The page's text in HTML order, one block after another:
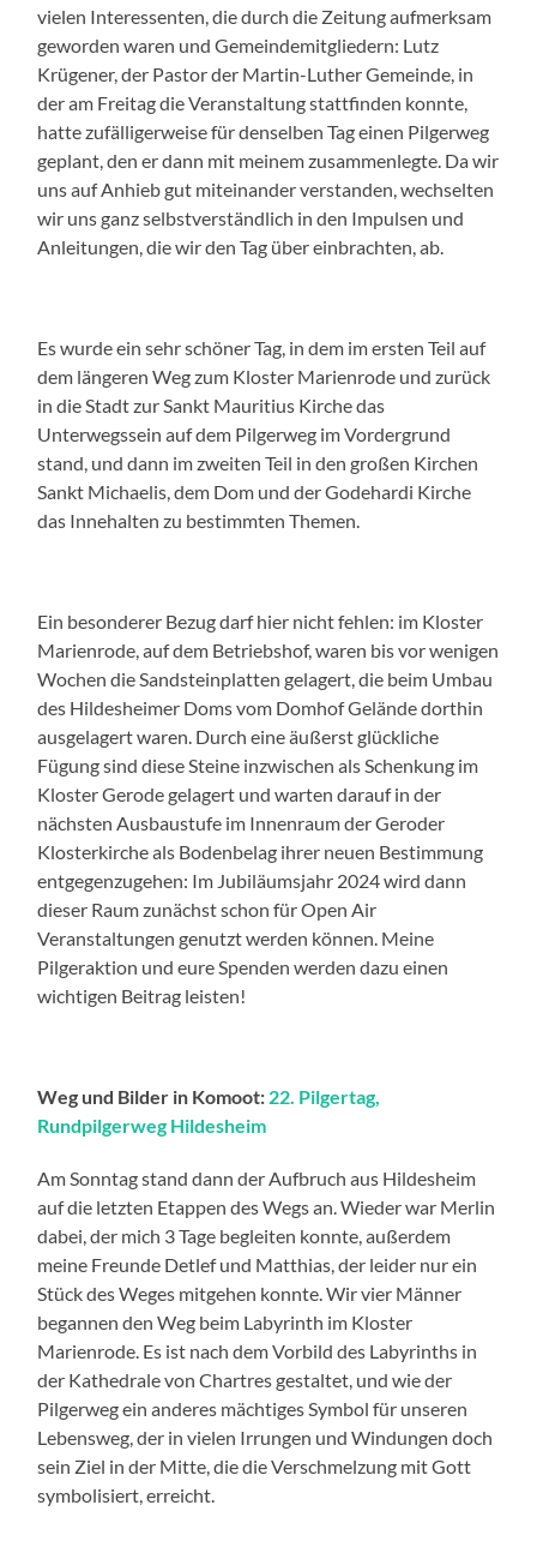
vielen Interessenten, die durch die Zeitung aufmerksam
geworden waren und Gemeindemitgliedern: Lutz
Krügener, der Pastor der Martin-Luther Gemeinde, in
der am Freitag die Veranstaltung stattfinden konnte,
hatte zufälligerweise für denselben Tag einen Pilgerweg
geplant, den er dann mit meinem zusammenlegte. Da wir
uns auf Anhieb gut miteinander verstanden, wechselten
wir uns ganz selbstverständlich in den Impulsen und
Anleitungen, die wir den Tag über einbrachten, ab.
Es wurde ein sehr schöner Tag, in dem im ersten Teil auf
dem längeren Weg zum Kloster Marienrode und zurück
in die Stadt zur Sankt Mauritius Kirche das
Unterwegssein auf dem Pilgerweg im Vordergrund
stand, und dann im zweiten Teil in den großen Kirchen
Sankt Michaelis, dem Dom und der Godehardi Kirche
das Innehalten zu bestimmten Themen.
Ein besonderer Bezug darf hier nicht fehlen: im Kloster
Marienrode, auf dem Betriebshof, waren bis vor wenigen
Wochen die Sandsteinplatten gelagert, die beim Umbau
des Hildesheimer Doms vom Domhof Gelände dorthin
ausgelagert waren. Durch eine äußerst glückliche
Fügung sind diese Steine inzwischen als Schenkung im
Kloster Gerode gelagert und warten darauf in der
nächsten Ausbaustufe im Innenraum der Geroder
Klosterkirche als Bodenbelag ihrer neuen Bestimmung
entgegenzugehen: Im Jubiläumsjahr 2024 wird dann
dieser Raum zunächst schon für Open Air
Veranstaltungen genutzt werden können. Meine
Pilgeraktion und eure Spenden werden dazu einen
wichtigen Beitrag leisten!
Weg und Bilder in Komoot: 22. Pilgertag,
Rundpilgerweg Hildesheim
Am Sonntag stand dann der Aufbruch aus Hildesheim
auf die letzten Etappen des Wegs an. Wieder war Merlin
dabei, der mich 3 Tage begleiten konnte, außerdem
meine Freunde Detlef und Matthias, der leider nur ein
Stück des Weges mitgehen konnte. Wir vier Männer
begannen den Weg beim Labyrinth im Kloster
Marienrode. Es ist nach dem Vorbild des Labyrinths in
der Kathedrale von Chartres gestaltet, und wie der
Pilgerweg ein anderes mächtiges Symbol für unseren
Lebensweg, der in vielen Irrungen und Windungen doch
sein Ziel in der Mitte, die die Verschmelzung mit Gott
symbolisiert, erreicht.